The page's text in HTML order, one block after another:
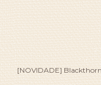
[NOVIDADE]